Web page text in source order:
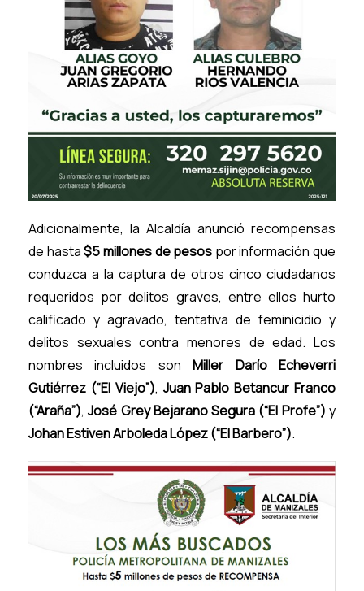
Adicionalmente, la Alcaldía anunció recompensas
de hasta$5 millones de pesos por información que
conduzca a la captura de otros cinco ciudadanos
requeridos por delitos graves, entre ellos hurto
calificado y agravado, tentativa de feminicidio y
delitos sexuales contra menores de edad. Los
nombres incluidos sonMiller Darío Echeverri
Gutiérrez (“El Viejo”), Juan Pablo Betancur Franco
(“Araña”),José Grey Bejarano Segura (“El Profe”) y
Johan Estiven Arboleda López (“El Barbero”).